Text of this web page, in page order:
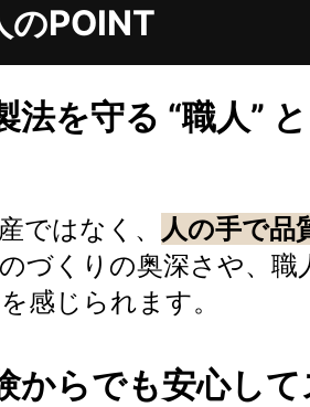
のPOINT
法を守る “職人”
ではなく、
人の手で品
づくりの奥深さや、職
感じられます。
からでも安心し